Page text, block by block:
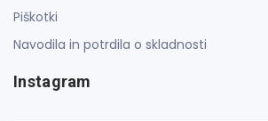
Piškotki
Navodila in potrdila o skladnosti
Instagram